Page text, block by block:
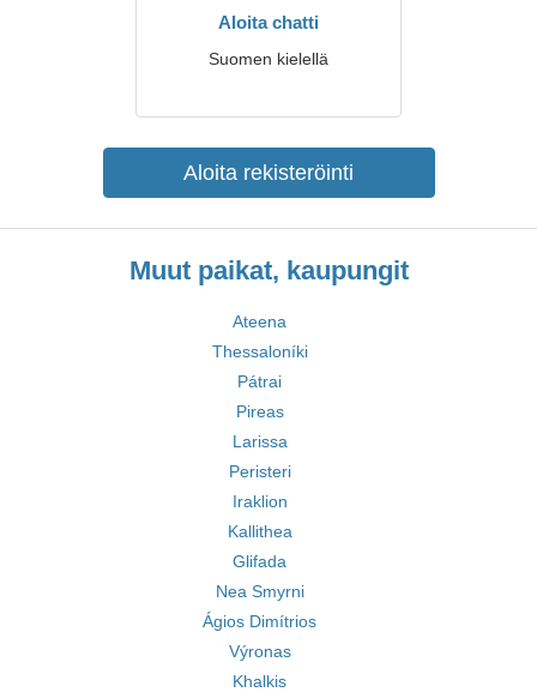
Aloita chatti
Suomen kielellä
Aloita rekisteröinti
Muut paikat, kaupungit
Ateena
Thessaloníki
Pátrai
Pireas
Larissa
Peristeri
Iraklion
Kallithea
Glifada
Nea Smyrni
Ágios Dimítrios
Výronas
Khalkis